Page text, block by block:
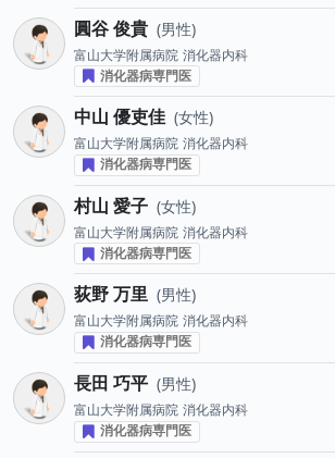
圓谷 俊貴 男性
富山大学附属病院 消化器内科
消化器病専門医
中山 優吏佳 女性
富山大学附属病院 消化器内科
消化器病専門医
村山 愛子 女性
富山大学附属病院 消化器内科
消化器病専門医
荻野 万里 男性
富山大学附属病院 消化器内科
消化器病専門医
長田 巧平 男性
富山大学附属病院 消化器内科
消化器病専門医